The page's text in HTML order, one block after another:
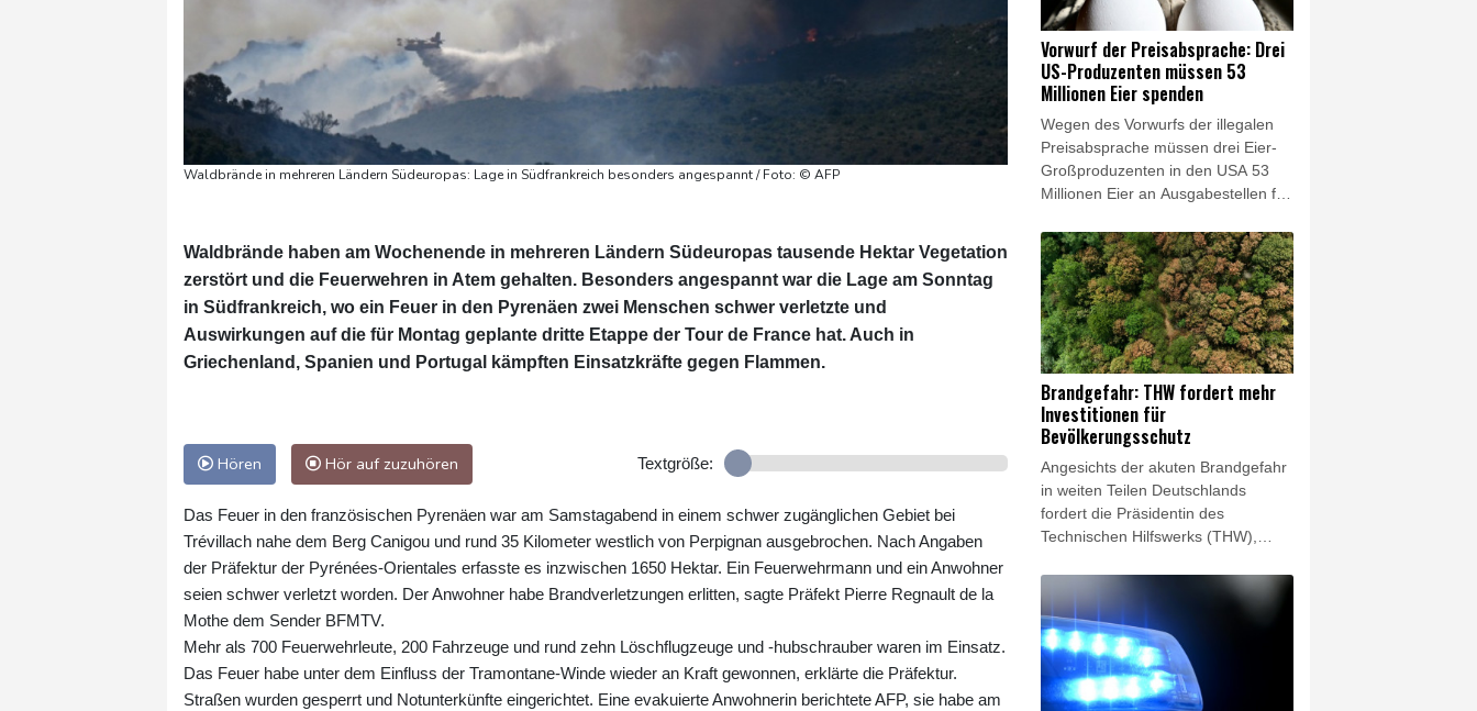
Waldbrände in mehreren Ländern Südeuropas: Lage in Südfrankreich besonders angespannt / Foto: © AFP
Waldbrände haben am Wochenende in mehreren Ländern Südeuropas tausende Hektar Vegetation
zerstört und die Feuerwehren in Atem gehalten. Besonders angespannt war die Lage am Sonntag
in Südfrankreich, wo ein Feuer in den Pyrenäen zwei Menschen schwer verletzte und
Auswirkungen auf die für Montag geplante dritte Etappe der Tour de France hat. Auch in
Griechenland, Spanien und Portugal kämpften Einsatzkräfte gegen Flammen.
Hören Hör auf zuzuhören Textgröße:
Das Feuer in den französischen Pyrenäen war am Samstagabend in einem schwer zugänglichen Gebiet bei
Trévillach nahe dem Berg Canigou und rund 35 Kilometer westlich von Perpignan ausgebrochen. Nach Angaben
der Präfektur der Pyrénées-Orientales erfasste es inzwischen 1650 Hektar. Ein Feuerwehrmann und ein Anwohner
seien schwer verletzt worden. Der Anwohner habe Brandverletzungen erlitten, sagte Präfekt Pierre Regnault de la
Mothe dem Sender BFMTV.
Mehr als 700 Feuerwehrleute, 200 Fahrzeuge und rund zehn Löschflugzeuge und -hubschrauber waren im Einsatz.
Das Feuer habe unter dem Einfluss der Tramontane-Winde wieder an Kraft gewonnen, erklärte die Präfektur.
Straßen wurden gesperrt und Notunterkünfte eingerichtet. Eine evakuierte Anwohnerin berichtete AFP, sie habe am
der damals 20-Jährige im Jahr 2011
auf der Seite der Staatsführung des
damaligen Machthabers Baschar al-
Assad gekämpft haben. (Az. 3 StR
584/25)
Vorwurf der Preisabsprache: Drei
US-Produzenten müssen 53
Millionen Eier spenden
Wegen des Vorwurfs der illegalen
Preisabsprache müssen drei Eier-
Großproduzenten in den USA 53
Millionen Eier an Ausgabestellen für
Die entsprechende Einigung
zwischen der Justiz und den drei
Konzernen wurde am Mittwoch von
der Staatsanwaltschaft von New
York verkündet. Diese hatte Cal-
Maine Foods, Versova und
Hickman's Egg Ranch vorgeworfen,
über Jahre hinweg illegale
Absprachen zur Beeinflussung der
Eierpreise getätigt zu haben.
Brandgefahr: THW fordert mehr
Investitionen für
Bevölkerungsschutz
Angesichts der akuten Brandgefahr
in weiten Teilen Deutschlands
fordert die Präsidentin des
Technischen Hilfswerks (THW),
Bund. "Die hohe Waldbrandgefahr
derzeit zeigt, wie wichtig ein
leistungsfähiger
Bevölkerungsschutz ist", sagte
Lackner der "Rheinischen Post"
(Donnerstagsausgabe). Durch die